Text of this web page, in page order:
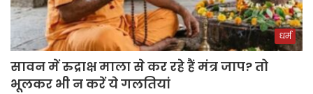
धर्म
सावन में रुद्राक्ष माला से कर रहे हैं मंत्र जाप? तो
भूलकर भी न करें ये गलतियां